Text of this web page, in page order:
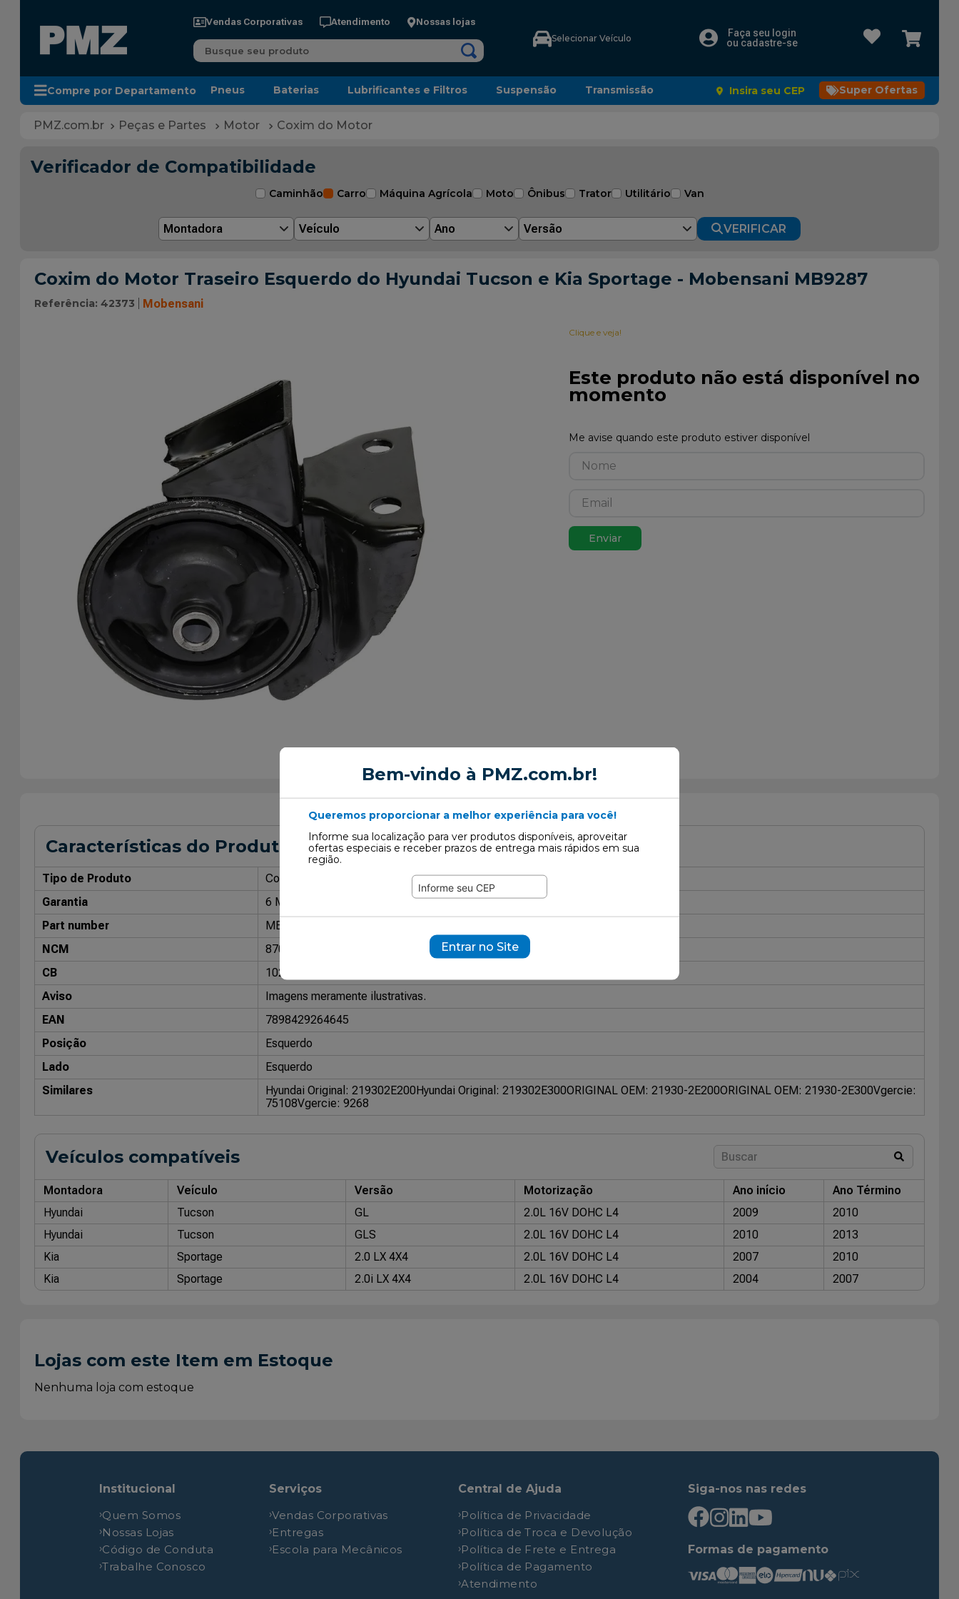
Bem-vindo à PMZ.com.br!
Queremos proporcionar a melhor experiência para você!
Informe sua localização para ver produtos disponíveis, aproveitar
ofertas especiais e receber prazos de entrega mais rápidos em sua
região.
Entrar no Site
Vendas Corporativas Atendimento Nossas lojas
Busque seu produto Selecionar Veículo
Faça seu login
ou cadastre-se
Compre por Departamento Pneus Baterias Lubrificantes e Filtros Suspensão Transmissão Insira seu CEP Super Ofertas
Peças e Partes Motor Coxim do Motor
Verificador de Compatibilidade
Caminhão Carro Máquina Agrícola Moto Ônibus Trator Utilitário Van
Montadora Veículo Ano Versão VERIFICAR
Coxim do Motor Traseiro Esquerdo do Hyundai Tucson e Kia Sportage - Mobensani MB9287
Referência: 42373 Mobensani
Clique e veja!
Este produto não está disponível no
momento
Enviar
Características do Produto
Tipo de Produto
Coxim do Motor
Garantia
6 Meses
Part number
MB9287
NCM
87089990
CB
10204801153
Aviso
Imagens meramente ilustrativas.
EAN
7898429264645
Posição
Esquerdo
Lado
Esquerdo
Similares
Hyundai Original: 219302E200Hyundai Original: 219302E300ORIGINAL OEM: 21930-2E200ORIGINAL OEM: 21930-2E300Vgercie:
75108Vgercie: 9268
Veículos compatíveis
Montadora Veículo Versão Motorização Ano início
Ano Término
Hyundai
Tucson GL 2.0L 16V DOHC L4 2009
2010
Hyundai
Tucson GLS 2.0L 16V DOHC L4 2010
2013
Kia
Sportage 2.0 LX 4X4 2.0L 16V DOHC L4 2007
2010
Kia
Sportage 2.0i LX 4X4 2.0L 16V DOHC L4 2004 2007
Lojas com este Item em Estoque
Nenhuma loja com estoque
Institucional
Quem Somos
Nossas Lojas
Código de Conduta
Trabalhe Conosco
Serviços
Vendas Corporativas
Entregas
Escola para Mecânicos
Central de Ajuda
Política de Privacidade
Política de Troca e Devolução
Política de Frete e Entrega
Política de Pagamento
Atendimento
Siga-nos nas redes
Formas de pagamento